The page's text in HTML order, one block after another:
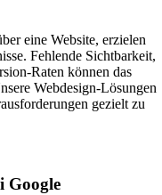
eine Website, erzielen
Fehlende Sichtbarkeit,
Raten können das
Webdesign-Lösungen
gezielt zu
Google